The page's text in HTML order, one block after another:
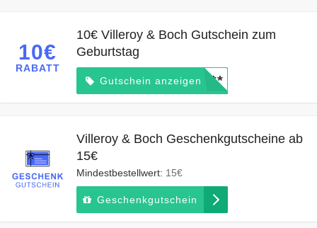
10€
RABATT
10€ Villeroy & Boch Gutschein zum
Geburtstag
Gutschein anzeigen*****
Villeroy & Boch Geschenkgutscheine ab
15€
Mindestbestellwert: 15€
Geschenkgutschein